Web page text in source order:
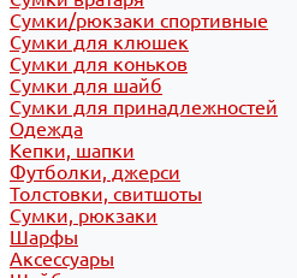
Сумки/рюкзаки спортивные
Сумки для клюшек
Сумки для коньков
Сумки для шайб
Сумки для принадлежностей
Одежда
Кепки, шапки
Футболки, джерси
Толстовки, свитшоты
Сумки, рюкзаки
Шарфы
Аксессуары